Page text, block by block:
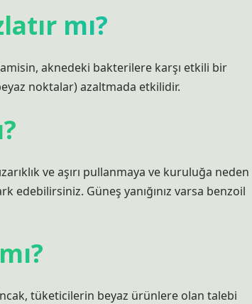
mı?
aknedeki bakterilere karşı etkili bir
noktalar) azaltmada etkilidir.
ve aşırı pullanmaya ve kuruluğa neden
edebilirsiniz. Güneş yanığınız varsa benzoil
tüketicilerin beyaz ürünlere olan talebi